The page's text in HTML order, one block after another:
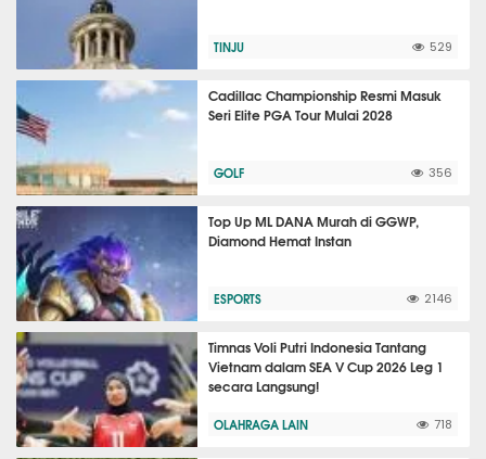
TINJU 529
Cadillac Championship Resmi Masuk
Seri Elite PGA Tour Mulai 2028
GOLF 356
Top Up ML DANA Murah di GGWP,
Diamond Hemat Instan
ESPORTS 2146
Timnas Voli Putri Indonesia Tantang
Vietnam dalam SEA V Cup 2026 Leg 1
secara Langsung!
OLAHRAGA LAIN 718